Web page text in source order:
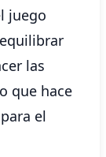
juego
las
que hace
el